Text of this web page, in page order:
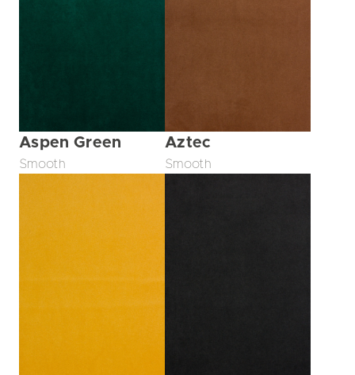
Aspen Green
Smooth
Aztec
Smooth